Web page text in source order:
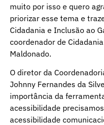
muito por isso e quero
priorizar esse tema e
Cidadania e Inclusão ao
coordenador de
Maldonado.
O diretor da
Johnny Fernandes da
importância da
acessibilidade
acessibilidade